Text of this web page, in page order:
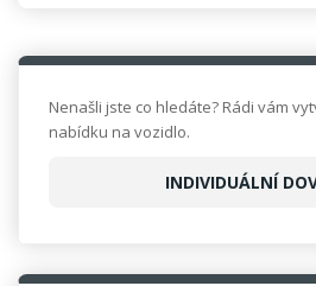
Nenašli jste co hledáte? Rádi vám
nabídku na vozidlo.
INDIVIDUÁLNÍ